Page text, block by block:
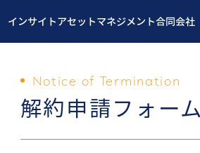
インサイトアセットマネジメント合同会社
Notice of Termination
解約申請フォーム